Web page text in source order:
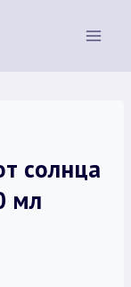
солнца
мл